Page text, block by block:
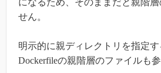
せん。
明示的に親ディレクトリを指定す
Dockerfileの親階層のファイルも参